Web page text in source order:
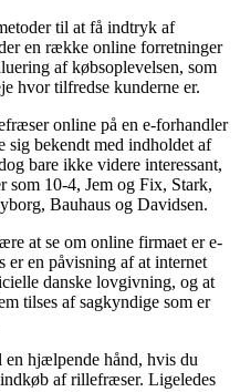
til at få indtryk af
en række online forretninger
af købsoplevelsen, som
hvor tilfredse kunderne er.
online på en e-forhandler
sig bekendt med indholdet af
bare ikke videre interessant,
som 10-4, Jem og Fix, Stark,
Bauhaus og Davidsen.
at se om online firmaet er e-
en påvisning af at internet
danske lovgivning, og at
tilses af sagkyndige som er
hjælpende hånd, hvis du
af rillefræser. Ligeledes